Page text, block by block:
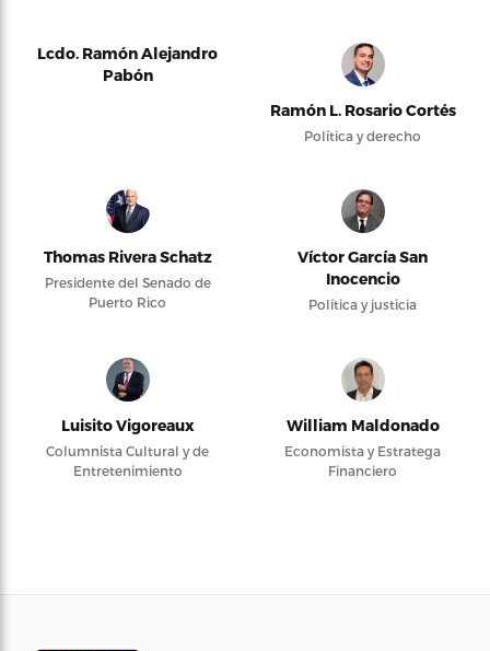
Lcdo. Ramón Alejandro
Pabón
Ramón L. Rosario Cortés
Política y derecho
Thomas Rivera Schatz
Presidente del Senado de
Puerto Rico
Víctor García San
Inocencio
Política y justicia
Luisito Vigoreaux
Columnista Cultural y de
Entretenimiento
William Maldonado
Economista y Estratega
Financiero